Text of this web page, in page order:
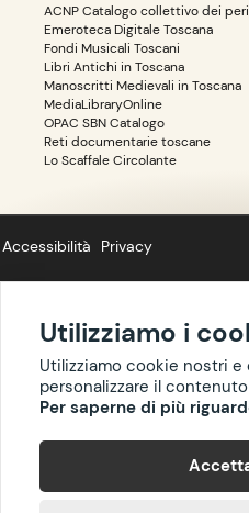
ACNP Catalogo collettivo dei
Emeroteca Digitale Toscana
Fondi Musicali Toscani
Libri Antichi in Toscana
Manoscritti Medievali in Toscana
MediaLibraryOnline
OPAC SBN Catalogo
Reti documentarie toscane
Lo Scaffale Circolante
Accessibilità Privacy
Copyright ©BIBLIOTOSCANA: tutti
risorse. I contenuti estratti da
cc-
Utilizziamo i
Utilizziamo cookie nostri
personalizzare il
Per saperne di più